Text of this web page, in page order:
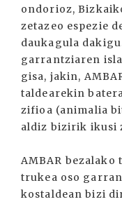
ondorioz,
zetazeo espezie
daukagula
garrantziaren
gisa, jakin,
taldearekin
zifioa (animalia
aldiz bizirik ikusi
AMBAR
trukea oso
kostaldean bizi